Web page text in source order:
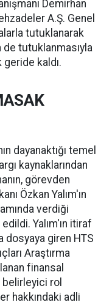
Demirhan
A.Ş. Genel
tutuklanarak
de tutuklanmasıyla
kaldı.
dayanaktığı temel
kaynaklarından
görevden
Özkan Yalım'ın
verdiği
Yalım'ın itiraf
dosyaya giren HTS
Araştırma
finansal
belirleyici rol
hakkındaki adli